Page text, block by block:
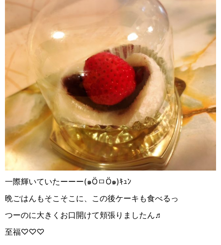
一際輝いていたーーー(๑ÖㅁÖ๑)ｷｭﾝ
晩ごはんもそこそこに、この後ケーキも食べるっ
つーのに大きくお口開けて頬張りましたん♬
至福♡♡♡